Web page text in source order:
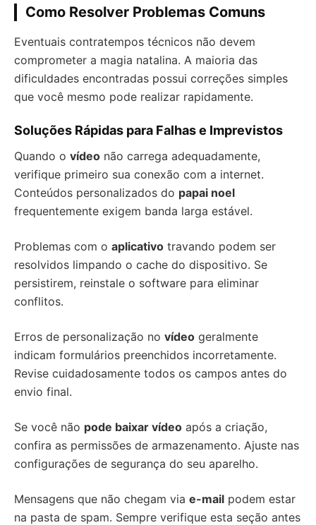
Como Resolver Problemas Comuns
Eventuais contratempos técnicos não devem
comprometer a magia natalina. A maioria das
dificuldades encontradas possui correções simples
que você mesmo pode realizar rapidamente.
Soluções Rápidas para Falhas e Imprevistos
Quando o vídeo não carrega adequadamente,
verifique primeiro sua conexão com a internet.
Conteúdos personalizados do papai noel
frequentemente exigem banda larga estável.
Problemas com o aplicativo travando podem ser
resolvidos limpando o cache do dispositivo. Se
persistirem, reinstale o software para eliminar
conflitos.
Erros de personalização no vídeo geralmente
indicam formulários preenchidos incorretamente.
Revise cuidadosamente todos os campos antes do
envio final.
Se você não pode baixar vídeo após a criação,
confira as permissões de armazenamento. Ajuste nas
configurações de segurança do seu aparelho.
Mensagens que não chegam via e-mail podem estar
na pasta de spam. Sempre verifique esta seção antes